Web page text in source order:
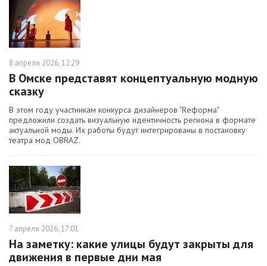
8 апреля 2026, 12:29
В Омске представят концептуальную модную
сказку
В этом году участникам конкурса дизайнеров "Rеформа"
предложили создать визуальную идентичность региона в формате
актуальной моды. Их работы будут интегрированы в постановку
театра мод OBRAZ.
7 апреля 2026, 17:01
На заметку: какие улицы будут закрыты для
движения в первые дни мая